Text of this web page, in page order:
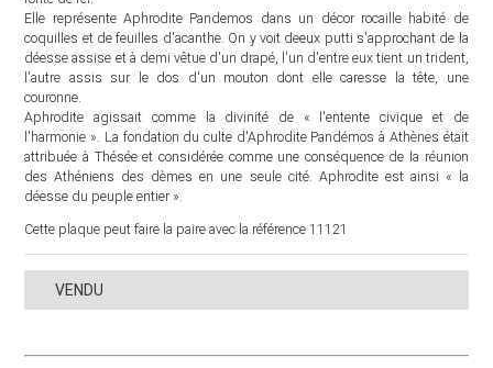
Elle représente Aphrodite Pandemos dans un décor rocaille habité de
coquilles et de feuilles d'acanthe. On y voit deeux putti s'approchant de la
déesse assise et à demi vêtue d'un drapé, l'un d'entre eux tient un trident,
l'autre assis sur le dos d'un mouton dont elle caresse la tête, une
couronne.
Aphrodite agissait comme la divinité de « l'entente civique et de
l'harmonie ». La fondation du culte d'Aphrodite Pandémos à Athènes était
attribuée à Thésée et considérée comme une conséquence de la réunion
des Athéniens des dèmes en une seule cité. Aphrodite est ainsi « la
déesse du peuple entier ».
Cette plaque peut faire la paire avec la référence 11121
VENDU